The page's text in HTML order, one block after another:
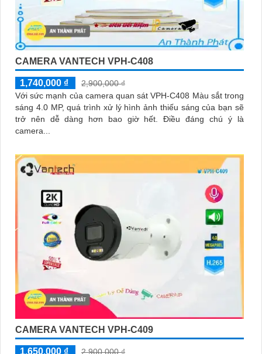
CAMERA VANTECH VPH-C408
1,740,000 ₫
2,900,000 ₫
Với sức mạnh của camera quan sát VPH-C408 Màu sắt trong
sáng 4.0 MP, quá trình xử lý hình ảnh thiếu sáng của bạn sẽ
trở nên dễ dàng hơn bao giờ hết. Điều đáng chú ý là
camera...
CAMERA VANTECH VPH-C409
1,650,000 ₫ 2,900,000 ₫